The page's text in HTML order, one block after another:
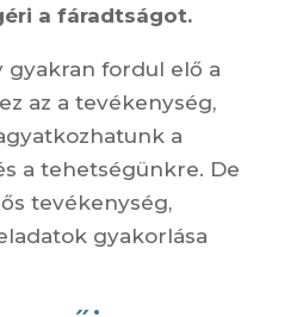
a fáradtságot.
gyakran fordul elő a
az a tevékenység,
a
a tehetségünkre. De
tevékenység,
gyakorlása